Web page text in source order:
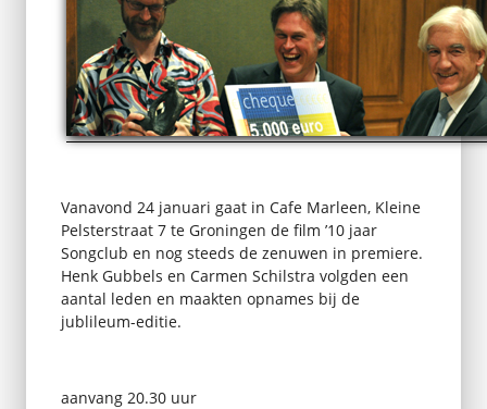
Vanavond 24 januari gaat in Cafe Marleen, Kleine
Pelsterstraat 7 te Groningen de film ’10 jaar
Songclub en nog steeds de zenuwen in premiere.
Henk Gubbels en Carmen Schilstra volgden een
aantal leden en maakten opnames bij de
jublileum-editie.
aanvang 20.30 uur